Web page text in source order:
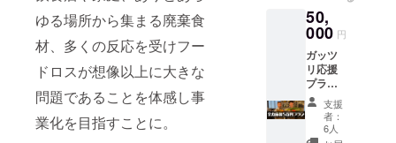
ゆる場所から集まる廃棄食
材、多くの反応を受けフー
ドロスが想像以上に大きな
問題であることを体感し事
業化を目指すことに。
（有効
期限：
店舗が
存続す
る限
り）
50,
000 円
ガッツ
リ応援
プラ
ン。 店
頭でつ
かる飲
食券6万
支援
者：
6人